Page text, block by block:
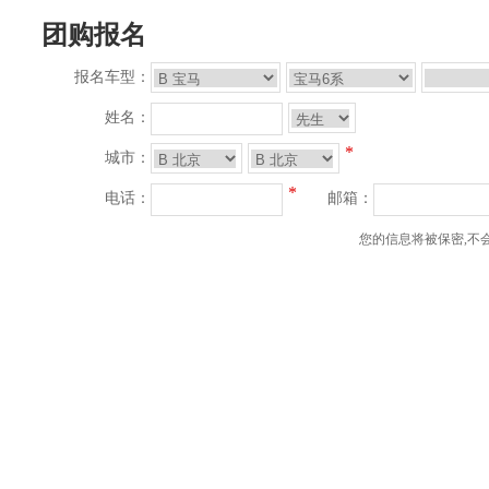
团购报名
报名车型：
姓名：
城市： *
电话： * 邮箱：
您的信息将被保密,不